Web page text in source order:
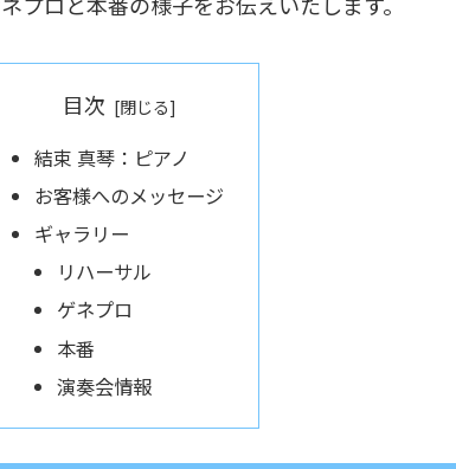
目次
結束 真琴：ピアノ
お客様へのメッセージ
ギャラリー
リハーサル
ゲネプロ
本番
演奏会情報